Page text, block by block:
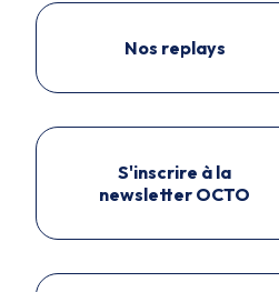
Nos replays
S'inscrire à la
newsletter OCTO